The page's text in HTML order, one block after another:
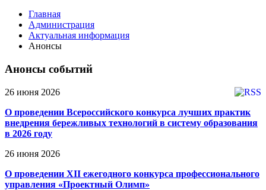
Главная
Администрация
Актуальная информация
Анонсы
Анонсы событий
26 июня 2026
О проведении Всероссийского конкурса лучших практик
внедрения бережливых технологий в систему образования
в 2026 году
26 июня 2026
О проведении ХII ежегодного конкурса профессионального
управления «Проектный Олимп»